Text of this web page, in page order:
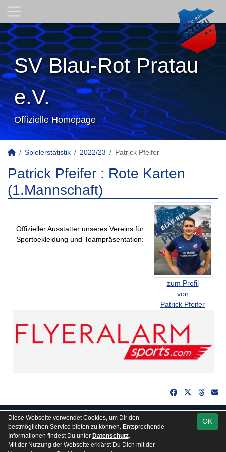
SV Blau-Rot Pratau
e.V.
Offizielle Homepage
Spielerstatistik 2022/23 Patrick Pfeifer
Patrick Pfeifer : Rote Karten
(1.Mannschaft)
zum Profil
von
Patrick Pfeifer
Offizieller Ausstatter unseres Vereins für
Sportbekleidung und Teampräsentation:
soccero.de
Besucherstatistik Kontakt Impressum
Datenschutz
OK
Diese Webseite verwendet Cookies, um Dir den
bestmöglichen Service bieten zu können. Entsprechende
Informationen findest Du unter Datenschutz.
Mit der Nutzung der Webseite erklärst Du Dich mit der